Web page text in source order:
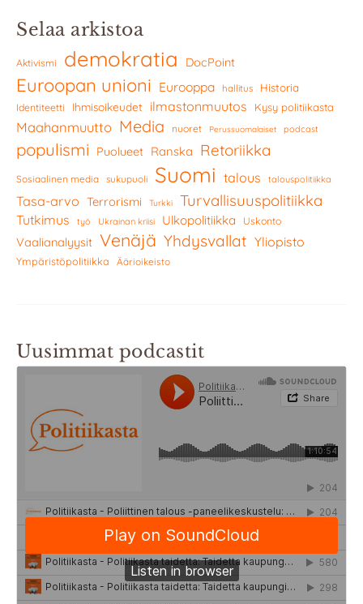
Selaa arkistoa
Aktivismi demokratia DocPoint
Euroopan unioni Eurooppa hallitus Historia
Identiteetti Ihmisoikeudet ilmastonmuutos Kysy politiikasta
Maahanmuutto Media nuoret Perussuomalaiset podcast
populismi Puolueet Ranska Retoriikka
Sosiaalinen media sukupuoli Suomi talous talouspolitiikka
Tasa-arvo Terrorismi Turkki Turvallisuuspolitiikka
Tutkimus työ Ukrainan kriisi Ulkopolitiikka Uskonto
Vaalianalyysit Venäjä Yhdysvallat Yliopisto
Ympäristöpolitiikka Äärioikeisto
Uusimmat podcastit